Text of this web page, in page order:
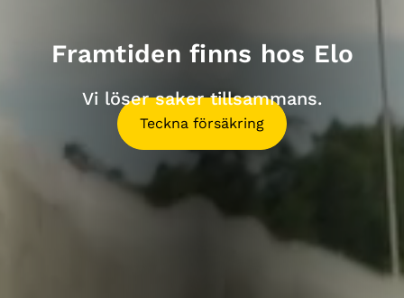
Framtiden finns hos Elo
Vi löser saker tillsammans.
Teckna försäkring